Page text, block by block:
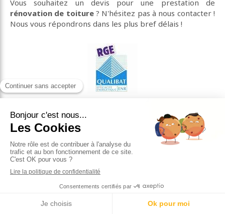
Vous souhaitez un devis pour une prestation de
rénovation de toiture? N'hésitez pas à nous contacter !
Nous vous répondrons dans les plus bref délais !
Contacter KIYICI, rénovation de
toiture